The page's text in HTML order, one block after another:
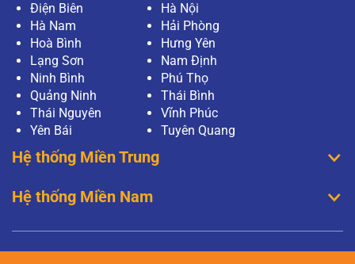
Điện Biên
Hà Nội
Hà Nam
Hải Phòng
Hoà Bình
Hưng Yên
Lạng Sơn
Nam Định
Ninh Bình
Phú Thọ
Quảng Ninh
Thái Bình
Thái Nguyên
Vĩnh Phúc
Yên Bái
Tuyên Quang
Hệ thống Miền Trung
Hệ thống Miền Nam